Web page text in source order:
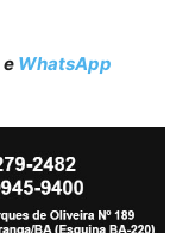
e WhatsApp